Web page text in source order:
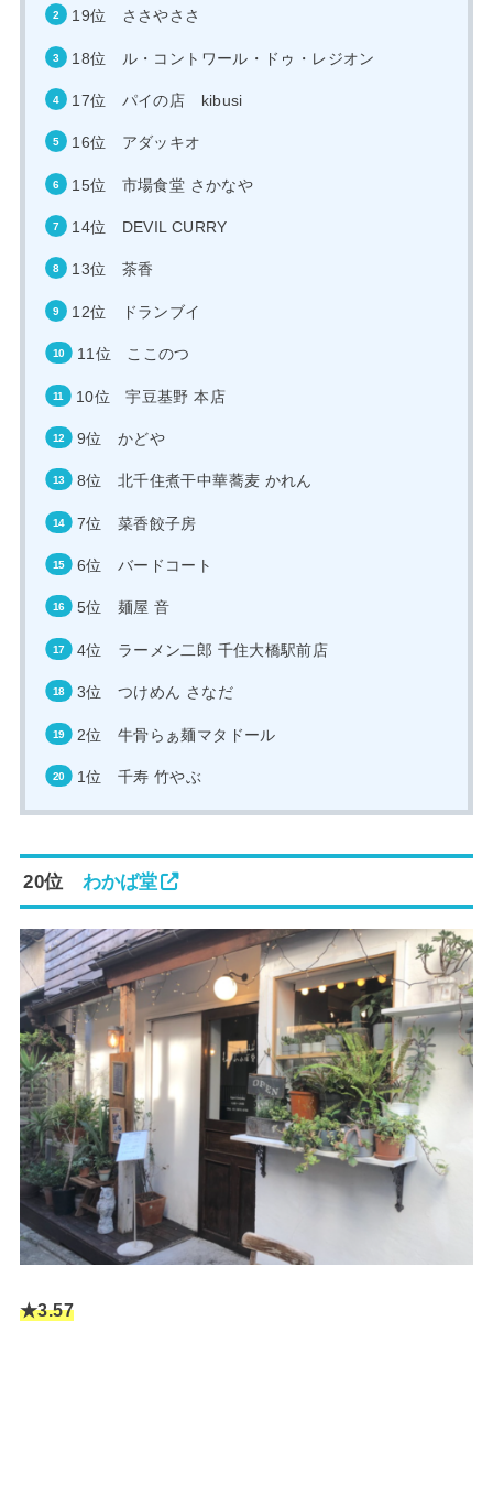
19位 ささやささ
18位 ル・コントワール・ドゥ・レジオン
17位 パイの店 kibusi
16位 アダッキオ
15位 市場食堂 さかなや
14位 DEVIL CURRY
13位 茶香
12位 ドランブイ
11位 ここのつ
10位 宇豆基野 本店
9位 かどや
8位 北千住煮干中華蕎麦 かれん
7位 菜香餃子房
6位 バードコート
5位 麺屋 音
4位 ラーメン二郎 千住大橋駅前店
3位 つけめん さなだ
2位 牛骨らぁ麺マタドール
1位 千寿 竹やぶ
20位 わかば堂
★3.57